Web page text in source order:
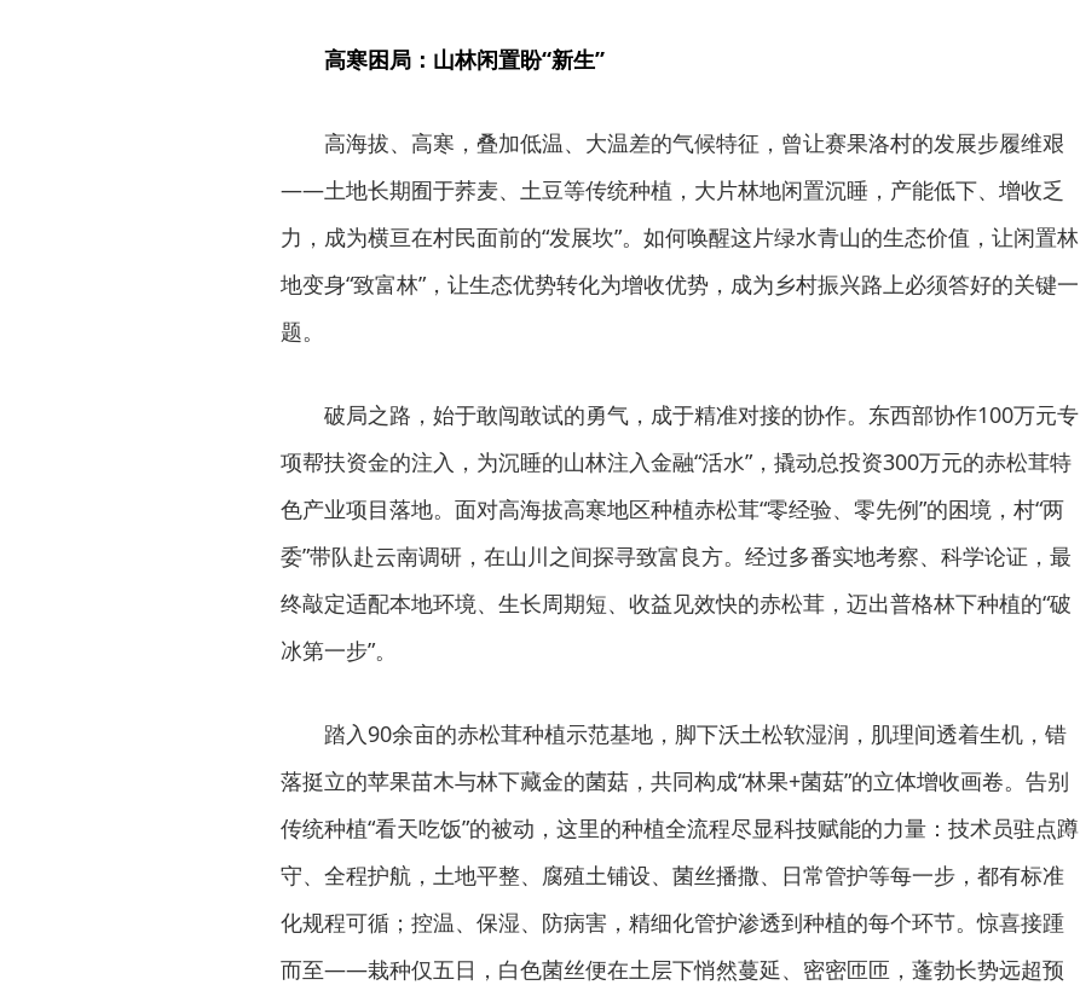
高寒困局：山林闲置盼“新生”
高海拔、高寒，叠加低温、大温差的气候特征，曾让赛果洛村的发展步履维艰
——土地长期囿于荞麦、土豆等传统种植，大片林地闲置沉睡，产能低下、增收乏
力，成为横亘在村民面前的“发展坎”。如何唤醒这片绿水青山的生态价值，让闲置林
地变身“致富林”，让生态优势转化为增收优势，成为乡村振兴路上必须答好的关键一
题。
破局之路，始于敢闯敢试的勇气，成于精准对接的协作。东西部协作100万元专
项帮扶资金的注入，为沉睡的山林注入金融“活水”，撬动总投资300万元的赤松茸特
色产业项目落地。面对高海拔高寒地区种植赤松茸“零经验、零先例”的困境，村“两
委”带队赴云南调研，在山川之间探寻致富良方。经过多番实地考察、科学论证，最
终敲定适配本地环境、生长周期短、收益见效快的赤松茸，迈出普格林下种植的“破
冰第一步”。
踏入90余亩的赤松茸种植示范基地，脚下沃土松软湿润，肌理间透着生机，错
落挺立的苹果苗木与林下藏金的菌菇，共同构成“林果+菌菇”的立体增收画卷。告别
传统种植“看天吃饭”的被动，这里的种植全流程尽显科技赋能的力量：技术员驻点蹲
守、全程护航，土地平整、腐殖土铺设、菌丝播撒、日常管护等每一步，都有标准
化规程可循；控温、保湿、防病害，精细化管护渗透到种植的每个环节。惊喜接踵
而至——栽种仅五日，白色菌丝便在土层下悄然蔓延、密密匝匝，蓬勃长势远超预